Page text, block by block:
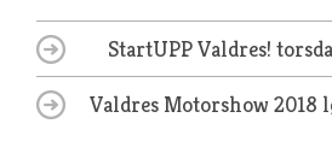
StartUPP Valdres!
Valdres Motorshow 2018